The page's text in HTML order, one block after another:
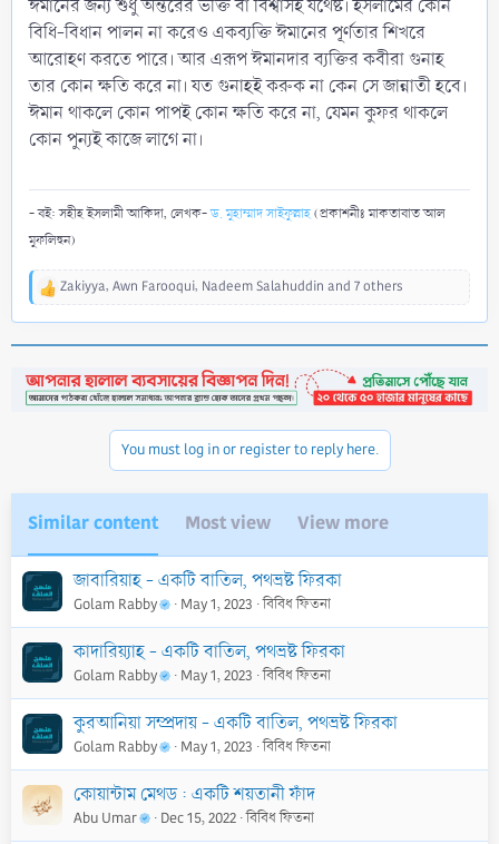
ঈমানের জন্য শুধু অন্তরের ভক্তি বা বিশ্বাসই যথেষ্ট। ইসলামের কোন
বিধি-বিধান পালন না করেও একব্যক্তি ঈমানের পূর্ণতার শিখরে
আরোহণ করতে পারে। আর এরূপ ঈমানদার ব্যক্তির কবীরা গুনাহ
তার কোন ক্ষতি করে না। যত গুনাহই করুক না কেন সে জান্নাতী হবে।
ঈমান থাকলে কোন পাপই কোন ক্ষতি করে না, যেমন কুফর থাকলে
কোন পুন্যই কাজে লাগে না।
- বই: সহীহ ইসলামী আকিদা, লেখক-ড. মুহাম্মাদ সাইফুল্লাহ(প্রকাশনীঃ মাকতাবাত আল
মুফলিহুন)
R
t
i
Zakiyya, Awn Farooqui, Nadeem Salahuddin and 7 others
You must log in or register to reply here.
Similar content Most view View more
জাবারিয়াহ - একটি বাতিল, পথভ্রষ্ট ফিরকা
Golam Rabby May 1, 2023 বিবিধ ফিতনা
কাদারিয়্যাহ - একটি বাতিল, পথভ্রষ্ট ফিরকা
Golam Rabby May 1, 2023 বিবিধ ফিতনা
কুরআনিয়া সম্প্রদায় - একটি বাতিল, পথভ্রষ্ট ফিরকা
Golam Rabby May 1, 2023 বিবিধ ফিতনা
কোয়ান্টাম মেথড : একটি শয়তানী ফাঁদ
Abu Umar Dec 15, 2022 বিবিধ ফিতনা